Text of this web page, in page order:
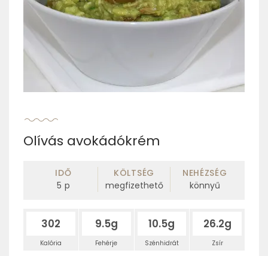
Olívás avokádókrém
IDŐ
5 p
KÖLTSÉG
megfizethető
NEHÉZSÉG
könnyű
302
Kalória
9.5g
Fehérje
10.5g
Szénhidrát
26.2g
Zsír